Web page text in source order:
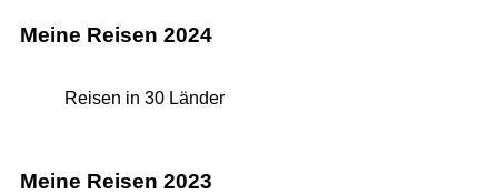
Meine Reisen 2024
Reisen in 30 Länder
Meine Reisen 2023